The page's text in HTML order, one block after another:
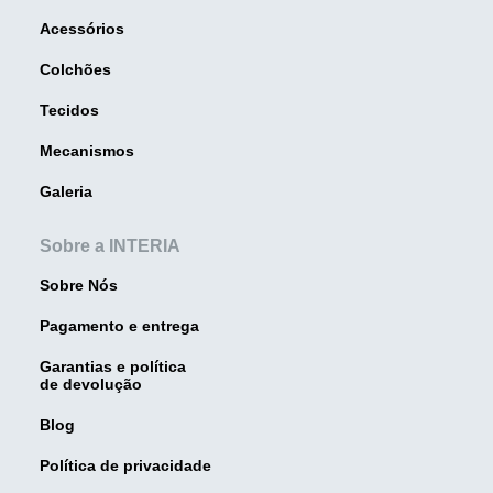
Acessórios
Colchões
Tecidos
Mecanismos
Galeria
Sobre a INTERIA
Sobre Nós
Pagamento e entrega
Garantias e política
de devolução
Blog
Política de privacidade